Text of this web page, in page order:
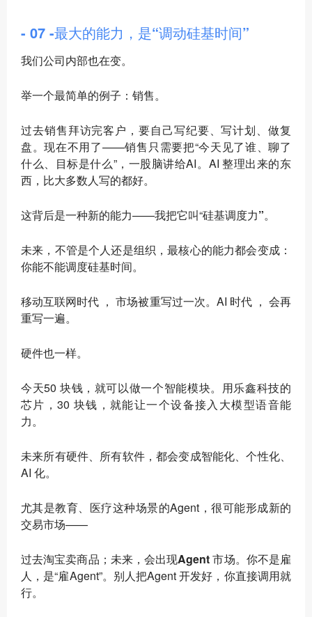
- 07 -最大的能力，是“调动硅基时间”
我们公司内部也在变。
举一个最简单的例子：销售。
过去销售拜访完客户，要自己写纪要、写计划、做复
盘。现在不用了——销售只需要把“今天见了谁、聊了
什么、目标是什么”，一股脑讲给AI。AI 整理出来的东
西，比大多数人写的都好。
这背后是一种新的能力——我把它叫“硅基调度力”。
未来， 不管是个人还是组织，最核心的能力都会变成：
你能不能调度硅基时间。
移动互联网时代 ， 市场被重写过一次。AI 时代 ， 会再
重写一遍。
硬件也一样。
今天50 块钱，就可以做一个智能模块。用乐鑫科技的
芯片，30 块钱，就能让一个设备接入大模型语音能
力。
未来所有硬件、所有软件，都会变成智能化、个性化、
AI 化。
尤其是教育、医疗这种场景的Agent，很可能形成新的
交易市场——
过去淘宝卖商品；未来，会出现Agent 市场。你不是雇
人，是“雇Agent”。别人把Agent 开发好，你直接调用就
行。